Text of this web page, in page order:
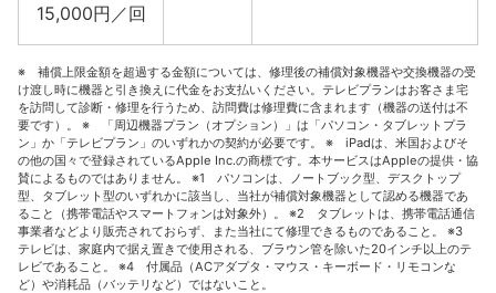
15,000円／回
※ 補償上限金額を超過する金額については、修理後の補償対象機器や交換機器の受
け渡し時に機器と引き換えに代金をお支払いください。テレビプランはお客さま宅
を訪問して診断・修理を行うため、訪問費は修理費に含まれます（機器の送付は不
要です）。 ※ 「周辺機器プラン（オプション）」は「パソコン・タブレットプラ
ン」か「テレビプラン」のいずれかの契約が必要です。 ※ iPadは、米国およびそ
の他の国々で登録されているApple Inc.の商標です。本サービスはAppleの提供・協
賛によるものではありません。 ※1 パソコンは、ノートブック型、デスクトップ
型、タブレット型のいずれかに該当し、当社が補償対象機器として認める機器であ
ること（携帯電話やスマートフォンは対象外）。 ※2 タブレットは、携帯電話通信
事業者などより販売されておらず、また当社にて修理できるものであること。 ※3
テレビは、家庭内で据え置きで使用される、ブラウン管を除いた20インチ以上のテ
レビであること。 ※4 付属品（ACアダプタ・マウス・キーボード・リモコンな
ど）や消耗品（バッテリなど）ではないこと。